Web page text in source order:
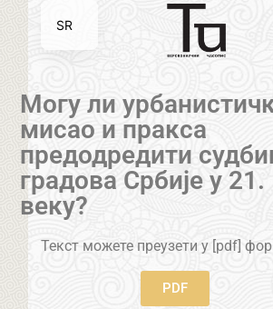
Могу ли
мисао и пракса
предодредити
градова Србије у 21.
веку?
Текст можете преузети у [pdf]
PDF
SR
EN